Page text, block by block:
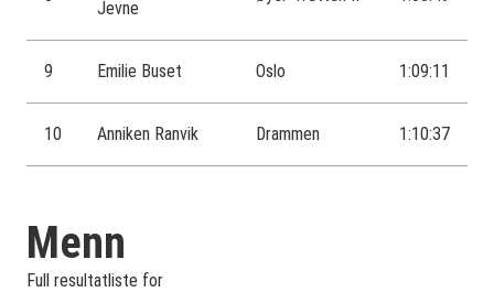
Jevne
9 Emilie Buset Oslo 1:09:11
10 Anniken Ranvik Drammen 1:10:37
Menn
Full resultatliste for